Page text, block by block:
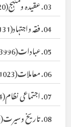
03. عقیدہ ومنہج
(620)
04. فقہ واجتہاد
(1131)
05. عبادات
(3996)
06. معاملات
(1023)
07. اجتماعی نظام
(4)
08. تاریخ وسیرت
(1939)